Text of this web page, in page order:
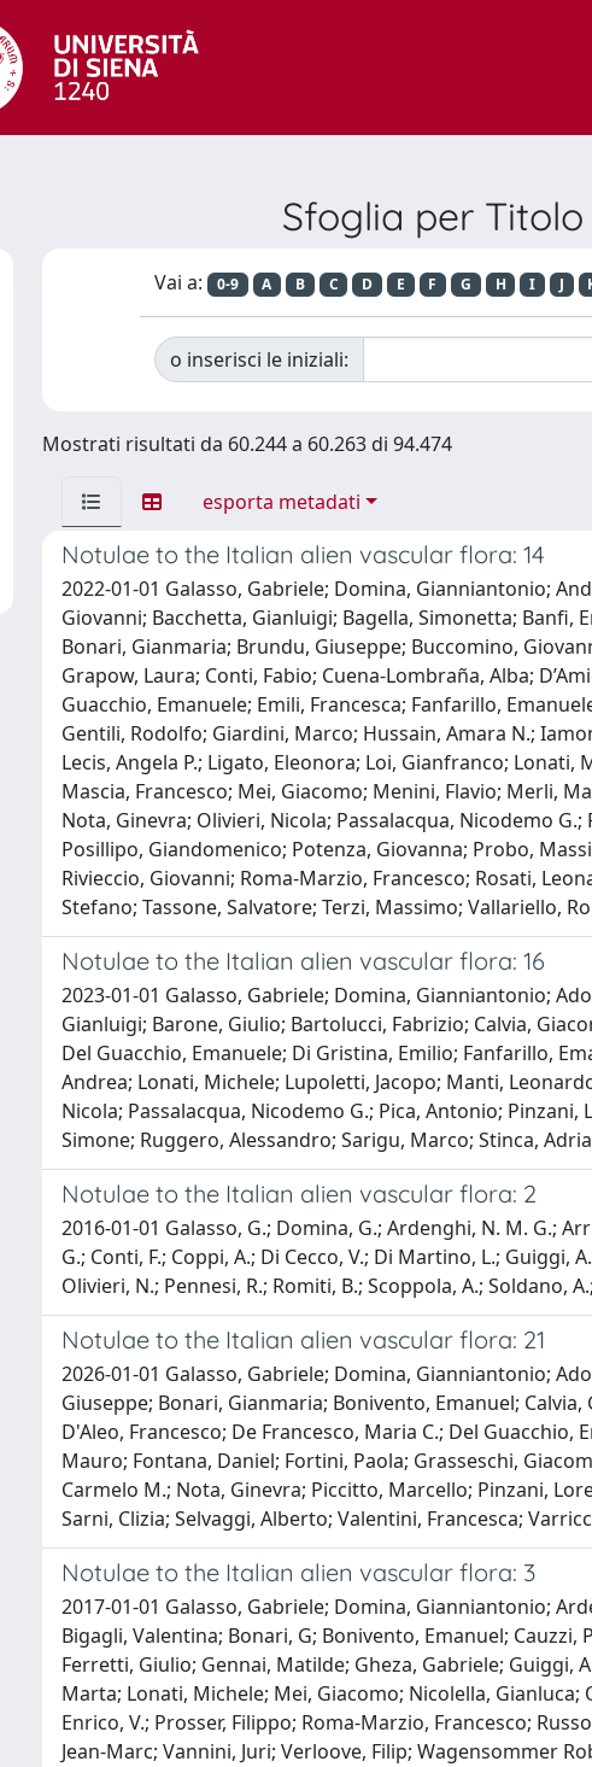
Sfoglia per Titolo
Vai a: 0-9 A B C D E F G H I J
o inserisci le iniziali:
Mostrati risultati da 60.244 a 60.263 di 94.474
esporta metadati
Notulae to the Italian alien vascular flora: 14
2022-01-01 Galasso, Gabriele; Domina, Gianniantonio;
Giovanni; Bacchetta, Gianluigi; Bagella, Simonetta; Banfi,
Bonari, Gianmaria; Brundu, Giuseppe; Buccomino,
Grapow, Laura; Conti, Fabio; Cuena-Lombraña, Alba;
Guacchio, Emanuele; Emili, Francesca; Fanfarillo,
Gentili, Rodolfo; Giardini, Marco; Hussain, Amara N.;
Lecis, Angela P.; Ligato, Eleonora; Loi, Gianfranco;
Mascia, Francesco; Mei, Giacomo; Menini, Flavio; Merli,
Nota, Ginevra; Olivieri, Nicola; Passalacqua, Nicodemo
Posillipo, Giandomenico; Potenza, Giovanna; Probo,
Rivieccio, Giovanni; Roma-Marzio, Francesco; Rosati,
Stefano; Tassone, Salvatore; Terzi, Massimo; Vallariello,
Notulae to the Italian alien vascular flora: 16
2023-01-01 Galasso, Gabriele; Domina, Gianniantonio;
Gianluigi; Barone, Giulio; Bartolucci, Fabrizio; Calvia,
Del Guacchio, Emanuele; Di Gristina, Emilio; Fanfarillo,
Andrea; Lonati, Michele; Lupoletti, Jacopo; Manti,
Nicola; Passalacqua, Nicodemo G.; Pica, Antonio;
Simone; Ruggero, Alessandro; Sarigu, Marco; Stinca,
Notulae to the Italian alien vascular flora: 2
2016-01-01 Galasso, G.; Domina, G.; Ardenghi, N. M. G.;
G.; Conti, F.; Coppi, A.; Di Cecco, V.; Di Martino, L.; Guiggi,
Olivieri, N.; Pennesi, R.; Romiti, B.; Scoppola, A.; Soldano,
Notulae to the Italian alien vascular flora: 21
2026-01-01 Galasso, Gabriele; Domina, Gianniantonio;
Giuseppe; Bonari, Gianmaria; Bonivento, Emanuel;
D'Aleo, Francesco; De Francesco, Maria C.; Del
Mauro; Fontana, Daniel; Fortini, Paola; Grasseschi,
Carmelo M.; Nota, Ginevra; Piccitto, Marcello; Pinzani,
Sarni, Clizia; Selvaggi, Alberto; Valentini, Francesca;
Notulae to the Italian alien vascular flora: 3
2017-01-01 Galasso, Gabriele; Domina, Gianniantonio;
Bigagli, Valentina; Bonari, G; Bonivento, Emanuel; Cauzzi,
Ferretti, Giulio; Gennai, Matilde; Gheza, Gabriele;
Marta; Lonati, Michele; Mei, Giacomo; Nicolella,
Enrico, V.; Prosser, Filippo; Roma-Marzio, Francesco;
Jean-Marc; Vannini, Juri; Verloove, Filip; Wagensommer